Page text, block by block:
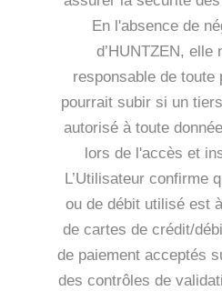
En l'absence de
d’HUNTZEN, elle
responsable de toute
pourrait subir si un
autorisé à toute
lors de l'accès et
L’Utilisateur confirme
ou de débit utilisé est
de cartes de crédit/
de paiement acceptés
des contrôles de